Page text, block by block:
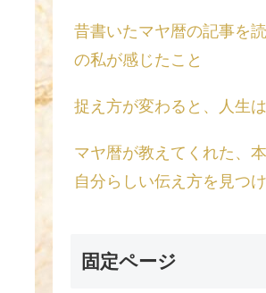
昔書いたマヤ暦の記事を
の私が感じたこと
捉え方が変わると、人生
マヤ暦が教えてくれた、
自分らしい伝え方を見つ
固定ページ